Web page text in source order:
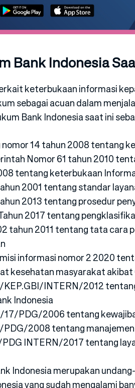
Bank Indonesia
keterbukaan informasi
sebagai acuan dalam
Bank Indonesia saat ini
14 tahun 2008 tentang
Nomor 61 tahun 2010
tentang keterbukaan
2001 tentang standar
2013 tentang prosedur
2017 tentang
tahun 2011 tentang tata cara
informasi nomor 2 2020
kesehatan masyarakat akibat
INTERN/2012
Indonesia
17/PDG/2006 tentang
PDG/2008 tentang
PDG INTERN/2017 tentang
Indonesia merupakan
yang sudah mengalami